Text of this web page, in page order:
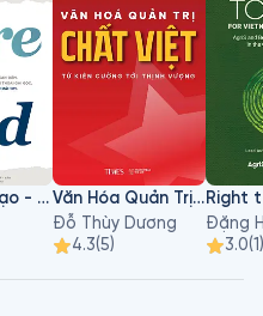
Dám Lãnh Đạo - Dare To Lead
Văn Hóa Quản Trị Chất Việt
Đỗ Thùy Dương
4.3(5)
Đặng
3.0(1)